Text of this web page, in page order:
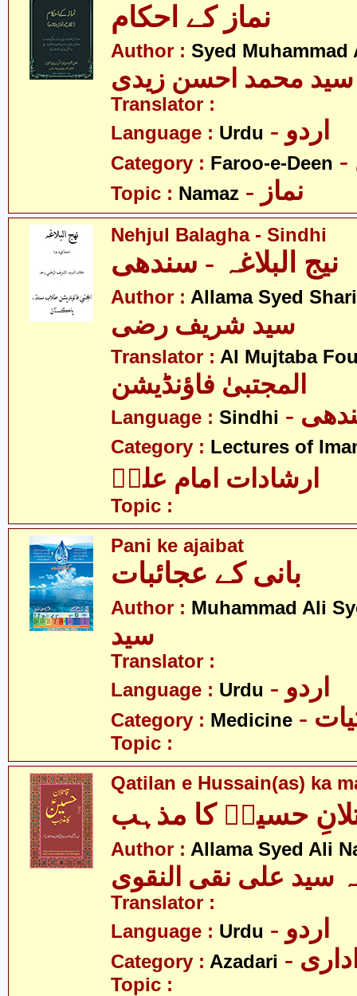
نماز کے احکام
Author : Syed Muhammad
سید محمد احسن زیدی
Translator :
Language : Urdu - اردو
Category : Faroo-e-Deen
Topic : Namaz - نماز
Nehjul Balagha - Sindhi
نیج البلاغہ - سندھی
Author : Allama Syed
سید شریف رضی
Translator : Al Mujtaba
المجتبیٰ فاؤنڈیشن
Language : Sindhi
Category : Lectures of
ارشادات امام علیؑ
Topic :
Pani ke ajaibat
بانی کے عجائبات
Author : Muhammad Ali
سید
Translator :
Language : Urdu - اردو
Category : Medicine
Topic :
Qatilan e Hussain(as) ka
حسینؑ کا مذہب
Author : Allama Syed Ali
سید علی نقی النقوی
Translator :
Language : Urdu - اردو
Category : Azadari
Topic :